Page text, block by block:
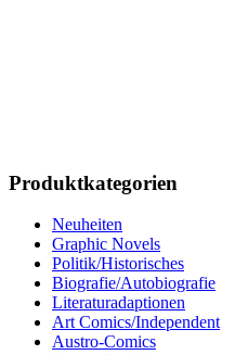
Produktkategorien
Neuheiten
Graphic Novels
Politik/Historisches
Biografie/Autobiografie
Literaturadaptionen
Art Comics/Independent
Austro-Comics